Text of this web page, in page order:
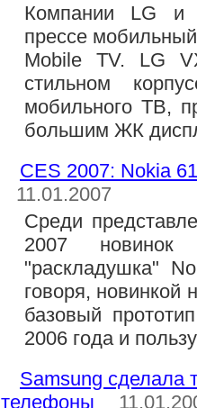
Компании LG и
прессе
Mobile TV. LG
стильном
мобильного ТВ,
большим ЖК
CES 2007: Nokia
11.01.2007
Среди
2007 новинок
"раскладушка"
говоря, новинкой
базовый
2006 года и
Samsung сделала
телефоны